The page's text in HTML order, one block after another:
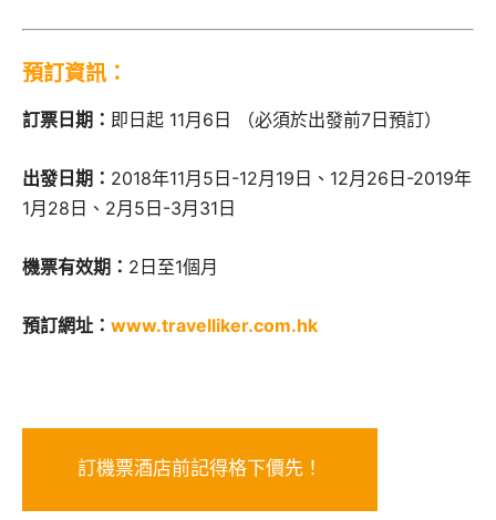
預訂資訊：
訂票日期： 即日起 11月6日 （必須於出發前7日預訂）
出發日期： 2018年11月5日-12月19日、12月26日-2019年
1月28日、2月5日-3月31日
機票有效期： 2日至1個月
預訂網址： www.travelliker.com.hk
訂機票酒店前記得格下價先！